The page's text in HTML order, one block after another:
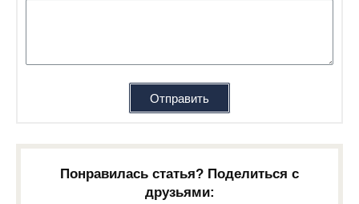
Отправить
Понравилась статья? Поделиться с
друзьями: